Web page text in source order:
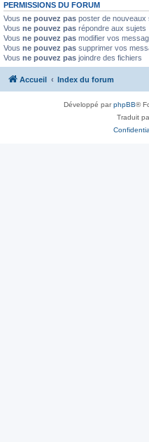
PERMISSIONS DU FORUM
Vous ne pouvez pas poster de nouveaux
Vous ne pouvez pas répondre aux sujets
Vous ne pouvez pas modifier vos
Vous ne pouvez pas supprimer vos
Vous ne pouvez pas joindre des fichiers
Accueil Index du forum
Développé parphpBB®
Traduit